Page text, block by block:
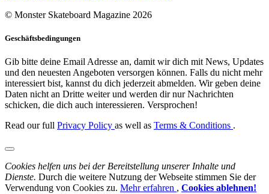
© Monster Skateboard Magazine 2026
Geschäftsbedingungen
Gib bitte deine Email Adresse an, damit wir dich mit News, Updates
und den neuesten Angeboten versorgen können. Falls du nicht mehr
interessiert bist, kannst du dich jederzeit abmelden. Wir geben deine
Daten nicht an Dritte weiter und werden dir nur Nachrichten
schicken, die dich auch interessieren. Versprochen!
Read our full Privacy Policy as well as Terms & Conditions .
Cookies helfen uns bei der Bereitstellung unserer Inhalte und
Dienste. Durch die weitere Nutzung der Webseite stimmen Sie der
Verwendung von Cookies zu. Mehr erfahren , Cookies ablehnen!